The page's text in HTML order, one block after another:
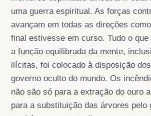
uma guerra espiritual. As forças
avançam em todas as direções
final estivesse em curso. Tudo o
a função equilibrada da mente,
ilícitas, foi colocado à disposição
governo oculto do mundo. Os
não são só para a extração do ouro
para a substituição das árvores pelo